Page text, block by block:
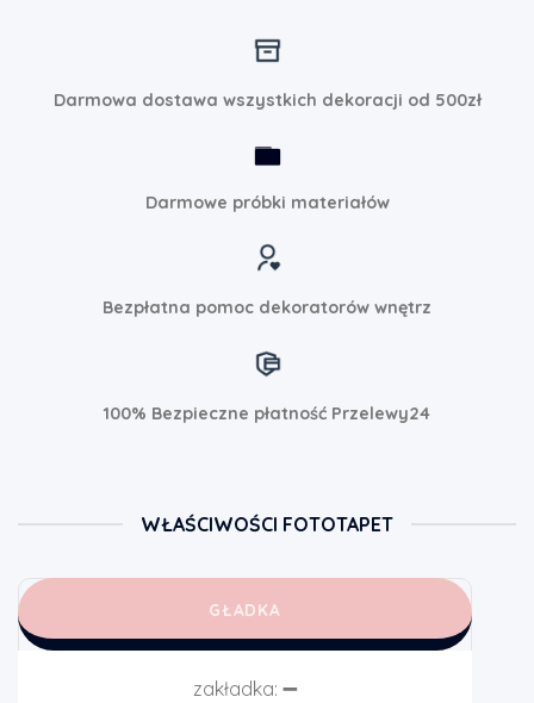
Darmowa dostawa wszystkich dekoracji od 500zł
Darmowe próbki materiałów
Bezpłatna pomoc dekoratorów wnętrz
100% Bezpieczne płatność Przelewy24
WŁAŚCIWOŚCI FOTOTAPET
GŁADKA
zakładka: ➖